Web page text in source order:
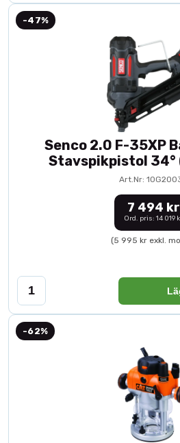
-47%
Senco 2.0 F-35XP
Stavspikpistol
Art.Nr:
7 494 kr
Ord. pris: 14 019
(5 995 kr exkl.
-62%